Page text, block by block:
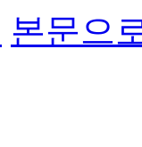
본문으